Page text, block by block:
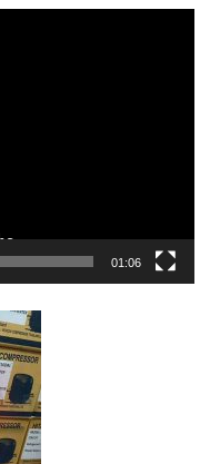
01:06